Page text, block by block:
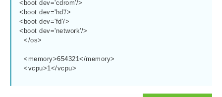
<boot dev='cdrom'/>
<boot dev='hd'/>
<boot dev='fd'/>
<boot dev='network'/>
</os>
<memory>654321</memory>
<vcpu>1</vcpu>